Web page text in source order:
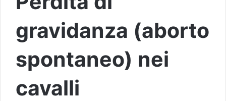
gravidanza (aborto
spontaneo) nei
cavalli